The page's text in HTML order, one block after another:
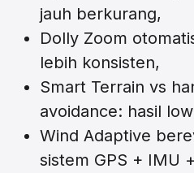
jauh berkurang,
Dolly Zoom
lebih konsisten,
Smart Terrain vs
avoidance: hasil
Wind Adaptive
sistem GPS + IMU